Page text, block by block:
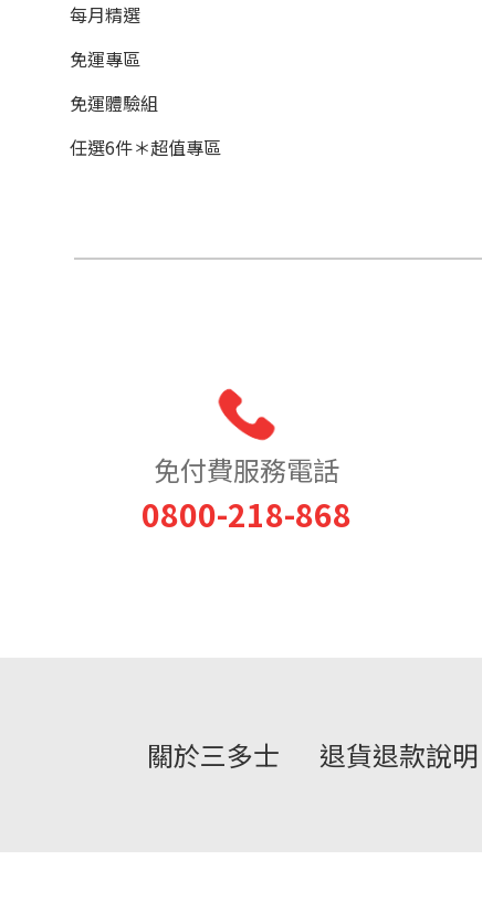
每月精選
免運專區
免運體驗組
任選6件＊超值專區
免付費服務電話
0800-218-868
關於三多士 退貨退款說明